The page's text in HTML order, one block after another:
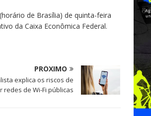
de Brasília) de quinta-feira
da Caixa Econômica Federal.
PRÓXIMO
explica os riscos de
redes de Wi-Fi públicas